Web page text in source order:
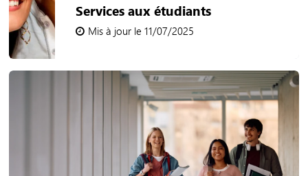
Services aux étudiants
Mis à jour le 11/07/2025